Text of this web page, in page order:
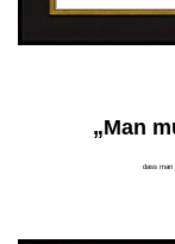
„Man
dass man